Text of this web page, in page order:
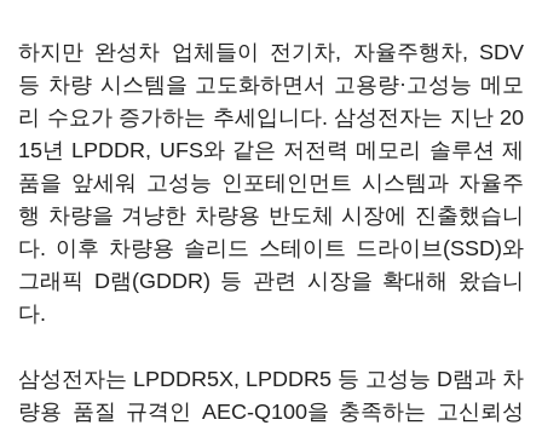
하지만 완성차 업체들이 전기차, 자율주행차, SDV
등 차량 시스템을 고도화하면서 고용량·고성능 메모
리 수요가 증가하는 추세입니다. 삼성전자는 지난 20
15년 LPDDR, UFS와 같은 저전력 메모리 솔루션 제
품을 앞세워 고성능 인포테인먼트 시스템과 자율주
행 차량을 겨냥한 차량용 반도체 시장에 진출했습니
다. 이후 차량용 솔리드 스테이트 드라이브(SSD)와
그래픽 D램(GDDR) 등 관련 시장을 확대해 왔습니
다.
삼성전자는 LPDDR5X, LPDDR5 등 고성능 D램과 차
량용 품질 규격인 AEC-Q100을 충족하는 고신뢰성